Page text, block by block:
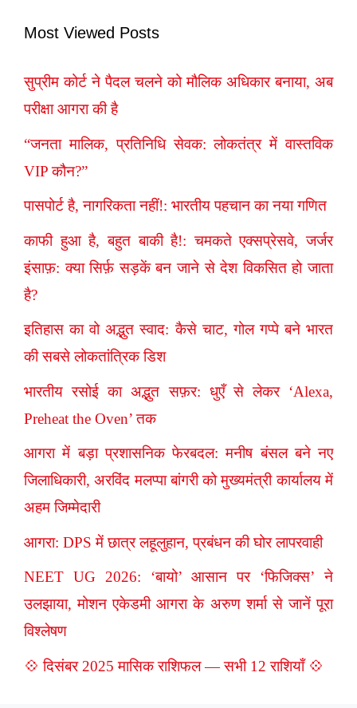
Most Viewed Posts
सुप्रीम कोर्ट ने पैदल चलने को मौलिक अधिकार बनाया, अब
परीक्षा आगरा की है
“जनता मालिक, प्रतिनिधि सेवक: लोकतंत्र में वास्तविक
VIP कौन?”
पासपोर्ट है, नागरिकता नहीं!: भारतीय पहचान का नया गणित
काफी हुआ है, बहुत बाकी है!: चमकते एक्सप्रेसवे, जर्जर
इंसाफ़: क्या सिर्फ़ सड़कें बन जाने से देश विकसित हो जाता
है?
इतिहास का वो अद्भुत स्वाद: कैसे चाट, गोल गप्पे बने भारत
की सबसे लोकतांत्रिक डिश
भारतीय रसोई का अद्भुत सफ़र: धुएँ से लेकर ‘Alexa,
Preheat the Oven’ तक
आगरा में बड़ा प्रशासनिक फेरबदल: मनीष बंसल बने नए
जिलाधिकारी, अरविंद मलप्पा बांगरी को मुख्यमंत्री कार्यालय में
अहम जिम्मेदारी
आगरा: DPS में छात्र लहूलुहान, प्रबंधन की घोर लापरवाही
NEET UG 2026: ‘बायो’ आसान पर ‘फिजिक्स’ ने
उलझाया, मोशन एकेडमी आगरा के अरुण शर्मा से जानें पूरा
विश्लेषण
💠 दिसंबर 2025 मासिक राशिफल — सभी 12 राशियाँ 💠